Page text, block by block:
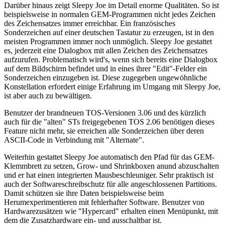
Darüber hinaus zeigt Sleepy Joe im Detail enorme Qualitäten. So ist
beispielsweise in normalen GEM-Programmen nicht jedes Zeichen
des Zeichensatzes immer erreichbar. Ein französisches
Sonderzeichen auf einer deutschen Tastatur zu erzeugen, ist in den
meisten Programmen immer noch unmöglich. Sleepy Joe gestattet
es, jederzeit eine Dialogbox mit allen Zeichen des Zeichensatzes
aufzurufen. Problematisch wird's, wenn sich bereits eine Dialogbox
auf dem Bildschirm befindet und in eines ihrer "Edit"-Felder ein
Sonderzeichen einzugeben ist. Diese zugegeben ungewöhnliche
Konstellation erfordert einige Erfahrung im Umgang mit Sleepy Joe,
ist aber auch zu bewältigen.
Benutzer der brandneuen TOS-Versionen 3.06 und des kürzlich
auch für die "alten" STs freigegebenen TOS 2.06 benötigen dieses
Feature nicht mehr, sie erreichen alle Sonderzeichen über deren
ASCII-Code in Verbindung mit "Alternate".
Weiterhin gestattet Sleepy Joe automatisch den Pfad für das GEM-
Klemmbrett zu setzen, Grow- und Shrinkboxen anund abzuschalten
und er hat einen integrierten Mausbeschleuniger. Sehr praktisch ist
auch der Softwareschreibschutz für alle angeschlossenen Partitions.
Damit schützen sie ihre Daten beispielsweise beim
Herumexperimentieren mit fehlerhafter Software. Benutzer von
Hardwarezusätzen wie "Hypercard" erhalten einen Menüpunkt, mit
dem die Zusatzhardware ein- und ausschaltbar ist.